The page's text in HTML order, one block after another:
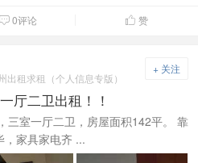
 0评论  赞
+ 关注
出租求租（个人信息专版）
厅二卫出租！！
三室一厅二卫，房屋面积142平。 靠
，家具家电齐 ...